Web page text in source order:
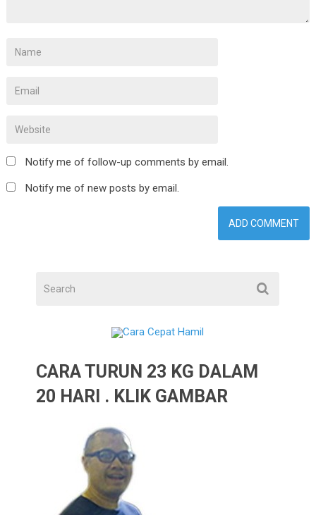
Notify me of follow-up comments by email.
Notify me of new posts by email.
CARA TURUN 23 KG DALAM
20 HARI . KLIK GAMBAR